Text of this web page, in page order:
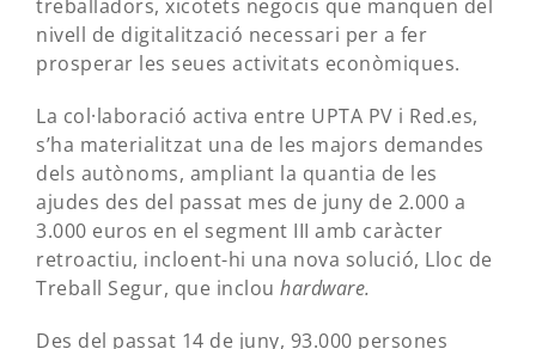
treballadors, xicotets negocis que manquen del
nivell de digitalització necessari per a fer
prosperar les seues activitats econòmiques.
La col·laboració activa entre UPTA PV i Red.es,
s’ha materialitzat una de les majors demandes
dels autònoms, ampliant la quantia de les
ajudes des del passat mes de juny de 2.000 a
3.000 euros en el segment III amb caràcter
retroactiu, incloent-hi una nova solució, Lloc de
Treball Segur, que inclou hardware.
Des del passat 14 de juny, 93.000 persones